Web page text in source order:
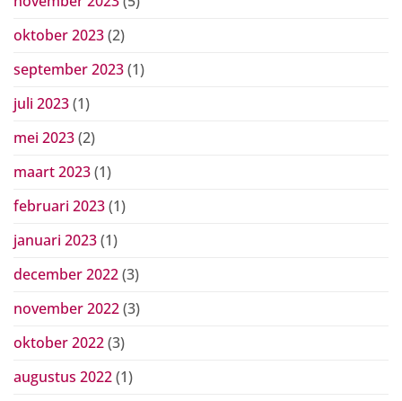
oktober 2023(2)
september 2023(1)
juli 2023(1)
mei 2023(2)
maart 2023(1)
februari 2023(1)
januari 2023(1)
december 2022(3)
november 2022(3)
oktober 2022(3)
augustus 2022(1)